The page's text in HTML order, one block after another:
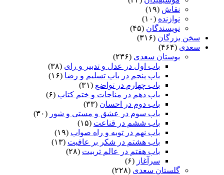
نقاش (۱۹)
نوازنده (۱۰)
نویسندگان (۴۵)
سخن بزرگان (۳۱۶)
سعدی (۴۶۴)
بوستان سعدی (۲۳۶)
باب اول در عدل و تدبیر و رای (۳۸)
باب پنجم در باب تسلیم و رضا (۱۶)
باب چهارم در تواضع (۳۱)
باب دهم در مناجات و ختم کتاب (۶)
باب دوم در احسان (۳۳)
باب سوم در عشق و مستی و شور (۳۰)
باب ششم در قناعت (۱۵)
باب نهم در توبه و راه صواب (۱۹)
باب هشتم در شکر بر عافیت (۱۳)
باب هفتم در عالم تربیت (۲۸)
سرآغاز (۶)
گلستان سعدی (۲۲۸)